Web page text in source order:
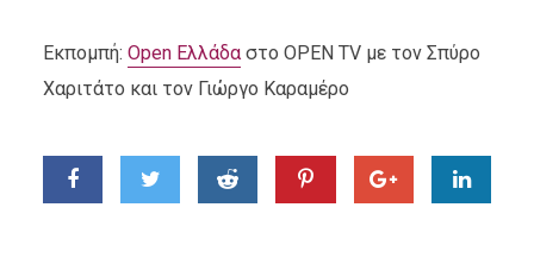
Eκπομπή: Open Ελλάδαστο OPEN TV με τον Σπύρο
Χαριτάτο και τον Γιώργο Καραμέρο